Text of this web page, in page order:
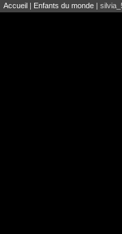
Accueil | Enfants du monde |